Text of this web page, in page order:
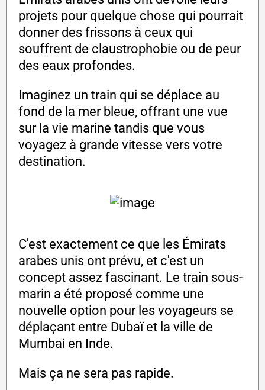
projets pour quelque chose qui pourrait
donner des frissons à ceux qui
souffrent de claustrophobie ou de peur
des eaux profondes.
Imaginez un train qui se déplace au
fond de la mer bleue, offrant une vue
sur la vie marine tandis que vous
voyagez à grande vitesse vers votre
destination.
C'est exactement ce que les Émirats
arabes unis ont prévu, et c'est un
concept assez fascinant. Le train sous-
marin a été proposé comme une
nouvelle option pour les voyageurs se
déplaçant entre Dubaï et la ville de
Mumbai en Inde.
Mais ça ne sera pas rapide.